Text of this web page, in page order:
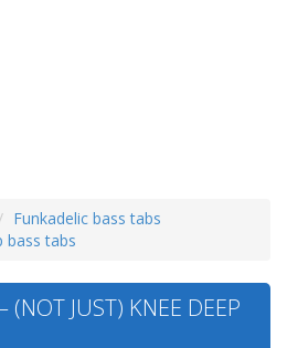
Funkadelic bass tabs
bass tabs
JUST) KNEE DEEP